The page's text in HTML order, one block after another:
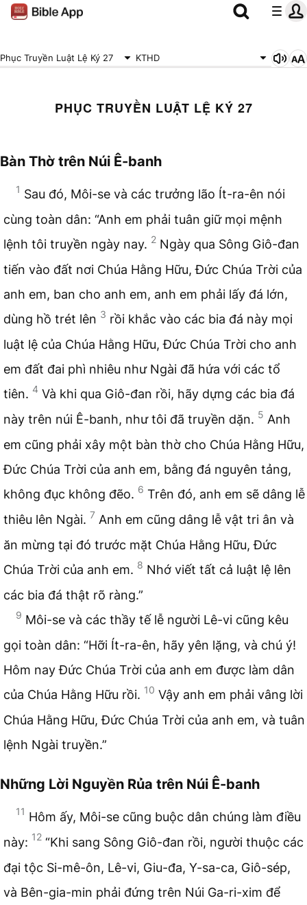
Phục Truyền Luật Lệ Ký 27 KTHD
PHỤC TRUYỀN LUẬT LỆ KÝ 27
Bàn Thờ trên Núi Ê-banh
1 Sau đó, Môi-se và các trưởng lão Ít-ra-ên nói
cùng toàn dân: “Anh em phải tuân giữ mọi mệnh
lệnh tôi truyền ngày nay. 2 Ngày qua Sông Giô-đan
tiến vào đất nơi Chúa Hằng Hữu, Đức Chúa Trời của
anh em, ban cho anh em, anh em phải lấy đá lớn,
dùng hồ trét lên 3 rồi khắc vào các bia đá này mọi
luật lệ của Chúa Hằng Hữu, Đức Chúa Trời cho anh
em đất đai phì nhiêu như Ngài đã hứa với các tổ
tiên. 4 Và khi qua Giô-đan rồi, hãy dựng các bia đá
này trên núi Ê-banh, như tôi đã truyền dặn. 5 Anh
em cũng phải xây một bàn thờ cho Chúa Hằng Hữu,
Đức Chúa Trời của anh em, bằng đá nguyên tảng,
không đục không đẽo. 6 Trên đó, anh em sẽ dâng lễ
thiêu lên Ngài. 7 Anh em cũng dâng lễ vật tri ân và
ăn mừng tại đó trước mặt Chúa Hằng Hữu, Đức
Chúa Trời của anh em. 8 Nhớ viết tất cả luật lệ lên
các bia đá thật rõ ràng.”
9 Môi-se và các thầy tế lễ người Lê-vi cũng kêu
gọi toàn dân: “Hỡi Ít-ra-ên, hãy yên lặng, và chú ý!
Hôm nay Đức Chúa Trời của anh em được làm dân
của Chúa Hằng Hữu rồi. 10 Vậy anh em phải vâng lời
Chúa Hằng Hữu, Đức Chúa Trời của anh em, và tuân
lệnh Ngài truyền.”
Những Lời Nguyền Rủa trên Núi Ê-banh
11 Hôm ấy, Môi-se cũng buộc dân chúng làm điều
này: 12 “Khi sang Sông Giô-đan rồi, người thuộc các
đại tộc Si-mê-ôn, Lê-vi, Giu-đa, Y-sa-ca, Giô-sép,
và Bên-gia-min phải đứng trên Núi Ga-ri-xim để